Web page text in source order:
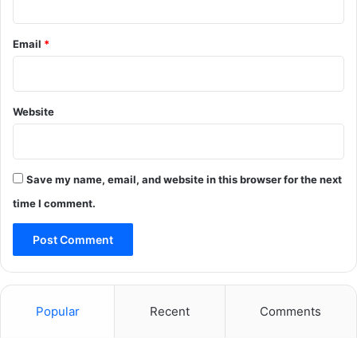
Email *
Website
Save my name, email, and website in this browser for the next
time I comment.
Popular Recent Comments